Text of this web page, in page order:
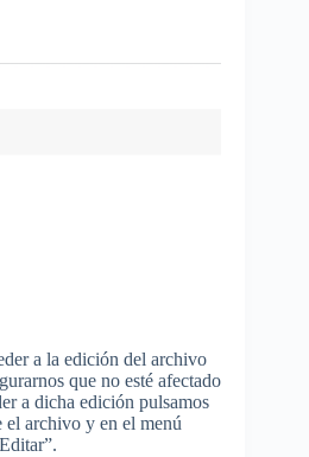
a la edición del archivo
que no esté afectado
a dicha edición pulsamos
el archivo y en el menú